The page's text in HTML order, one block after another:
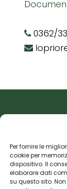
Per fornire le
cookie per
dispositivo. Il
elaborare dati
su questo sito.
0362/
Via Martiri della
20833 Giussano
P.I. 06982770965